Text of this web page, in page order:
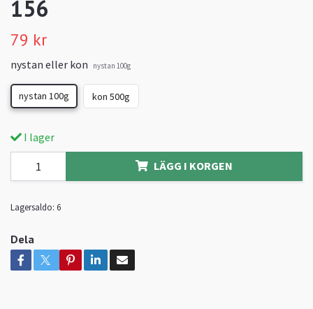
156
79 kr
nystan eller kon nystan 100g
nystan 100g kon 500g
I lager
LÄGG I KORGEN
Lagersaldo: 6
Dela